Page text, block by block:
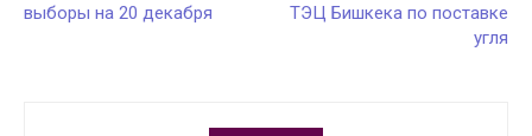
выборы на 20 декабря
ТЭЦ Бишкека по поставке
угля